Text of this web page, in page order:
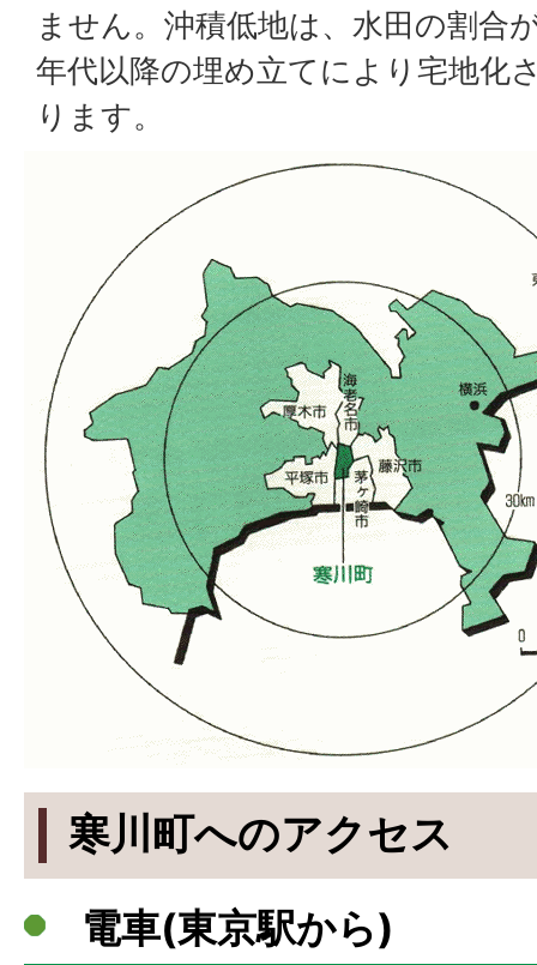
ません。沖積低地は、水田の割合
年代以降の埋め立てにより宅地化
ります。
寒川町へのアクセス
電車(東京駅から)